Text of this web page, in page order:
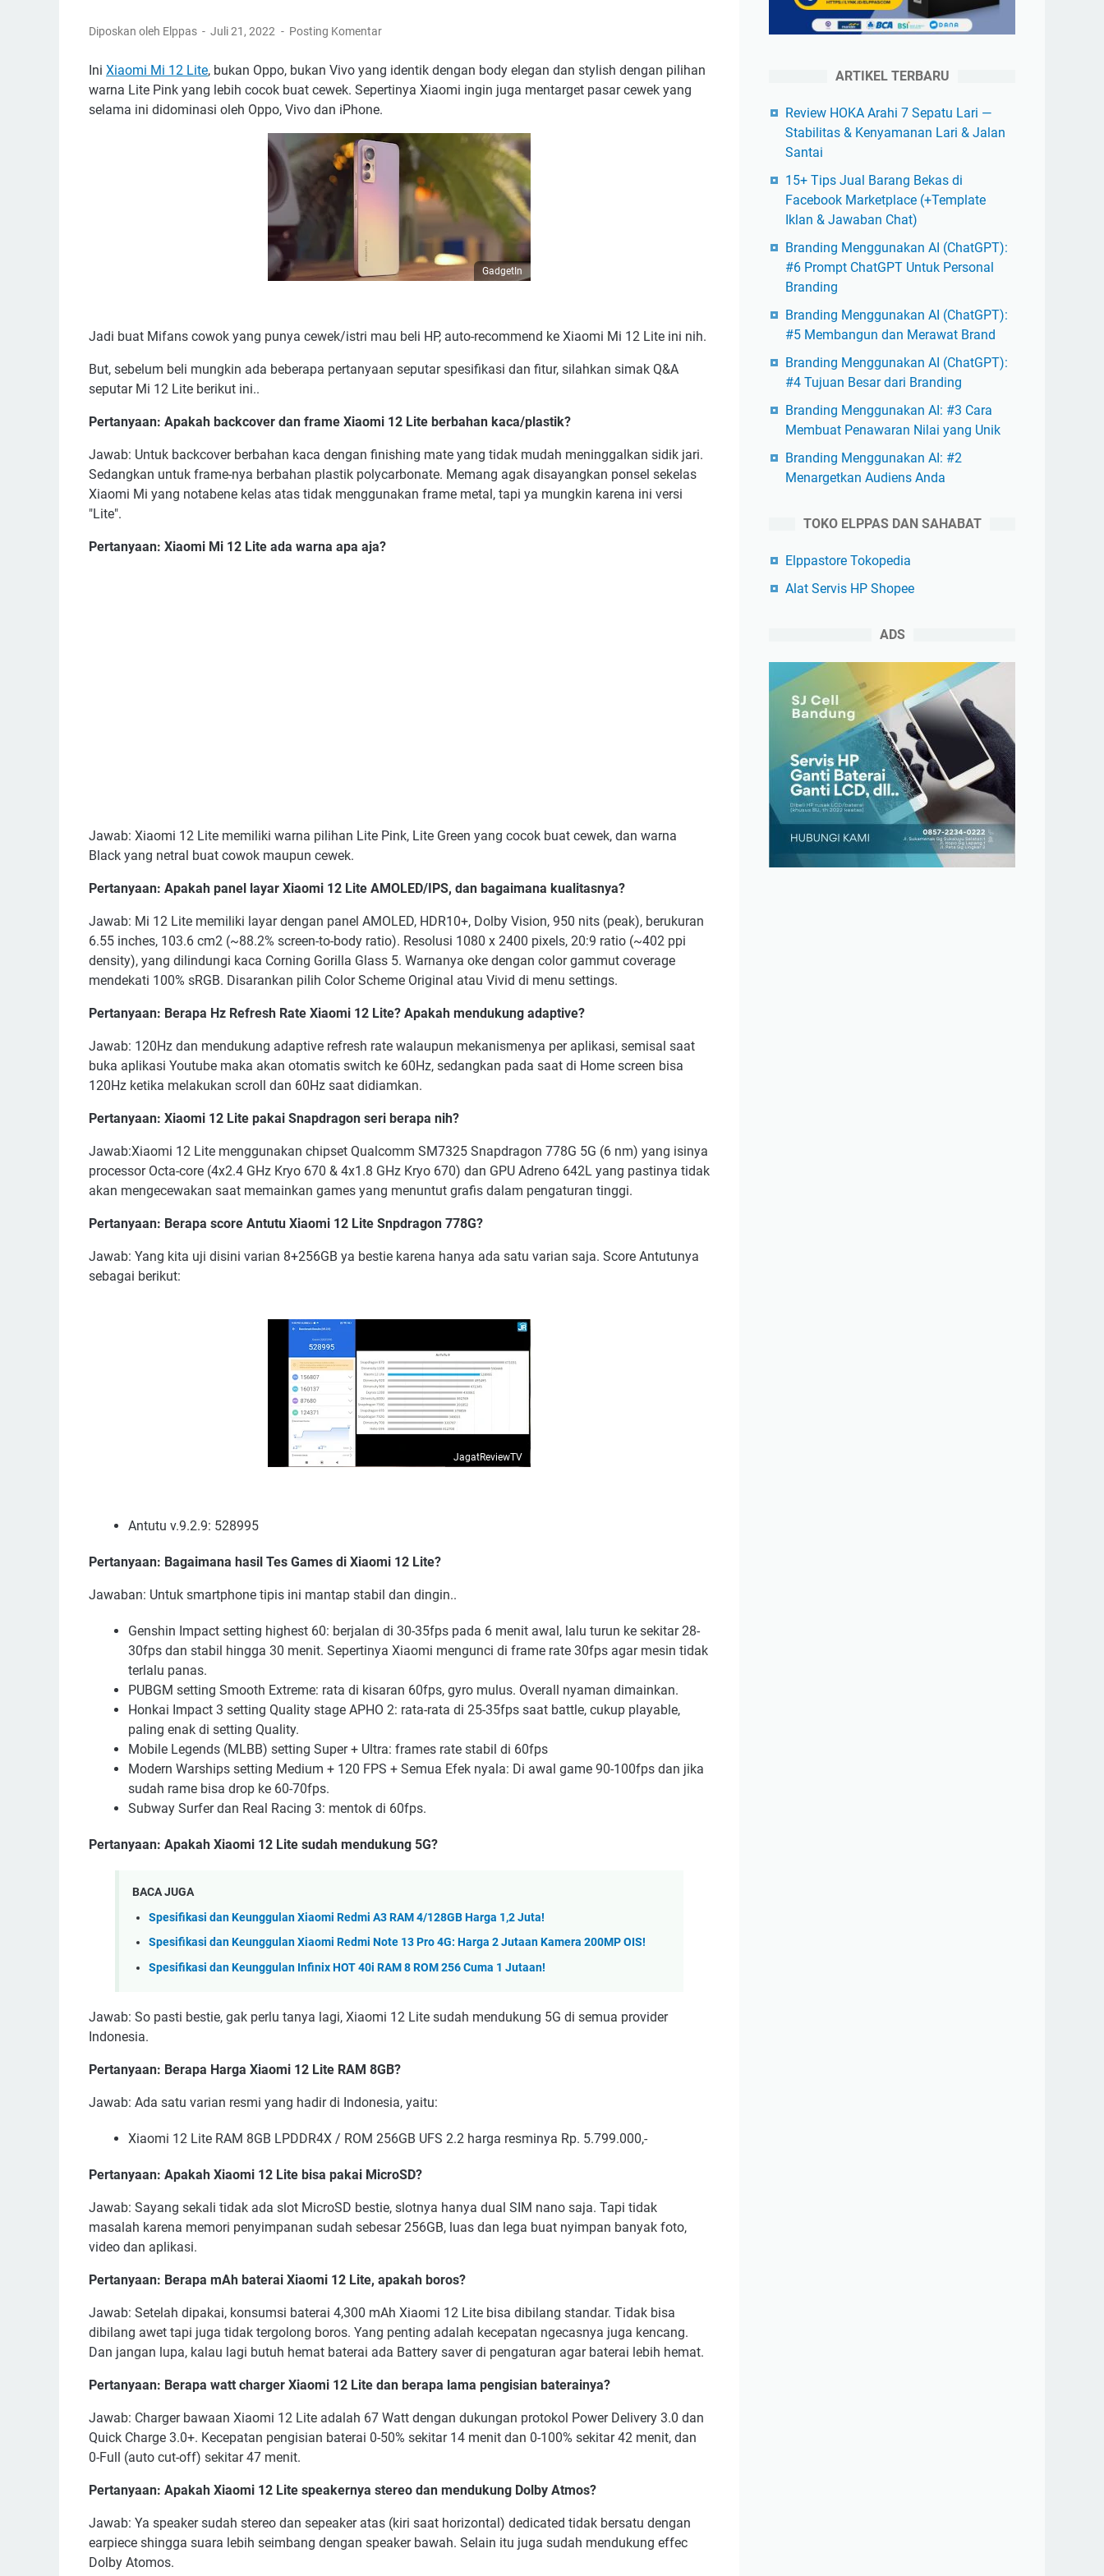
Diposkan oleh Elppas Juli 21, 2022 Posting Komentar
Ini Xiaomi Mi 12 Lite, bukan Oppo, bukan Vivo yang identik dengan body elegan dan stylish dengan pilihan
warna Lite Pink yang lebih cocok buat cewek. Sepertinya Xiaomi ingin juga mentarget pasar cewek yang
selama ini didominasi oleh Oppo, Vivo dan iPhone.
GadgetIn
Jadi buat Mifans cowok yang punya cewek/istri mau beli HP, auto-recommend ke Xiaomi Mi 12 Lite ini nih.
But, sebelum beli mungkin ada beberapa pertanyaan seputar spesifikasi dan fitur, silahkan simak Q&A
seputar Mi 12 Lite berikut ini..
Pertanyaan: Apakah backcover dan frame Xiaomi 12 Lite berbahan kaca/plastik?
Jawab: Untuk backcover berbahan kaca dengan finishing mate yang tidak mudah meninggalkan sidik jari.
Sedangkan untuk frame-nya berbahan plastik polycarbonate. Memang agak disayangkan ponsel sekelas
Xiaomi Mi yang notabene kelas atas tidak menggunakan frame metal, tapi ya mungkin karena ini versi
"Lite".
Pertanyaan: Xiaomi Mi 12 Lite ada warna apa aja?
Jawab: Xiaomi 12 Lite memiliki warna pilihan Lite Pink, Lite Green yang cocok buat cewek, dan warna
Black yang netral buat cowok maupun cewek.
Pertanyaan: Apakah panel layar Xiaomi 12 Lite AMOLED/IPS, dan bagaimana kualitasnya?
Jawab: Mi 12 Lite memiliki layar dengan panel AMOLED, HDR10+, Dolby Vision, 950 nits (peak), berukuran
6.55 inches, 103.6 cm2 (~88.2% screen-to-body ratio). Resolusi 1080 x 2400 pixels, 20:9 ratio (~402 ppi
density), yang dilindungi kaca Corning Gorilla Glass 5. Warnanya oke dengan color gammut coverage
mendekati 100% sRGB. Disarankan pilih Color Scheme Original atau Vivid di menu settings.
Pertanyaan: Berapa Hz Refresh Rate Xiaomi 12 Lite? Apakah mendukung adaptive?
Jawab: 120Hz dan mendukung adaptive refresh rate walaupun mekanismenya per aplikasi, semisal saat
buka aplikasi Youtube maka akan otomatis switch ke 60Hz, sedangkan pada saat di Home screen bisa
120Hz ketika melakukan scroll dan 60Hz saat didiamkan.
Pertanyaan: Xiaomi 12 Lite pakai Snapdragon seri berapa nih?
Jawab:Xiaomi 12 Lite menggunakan chipset Qualcomm SM7325 Snapdragon 778G 5G (6 nm) yang isinya
processor Octa-core (4x2.4 GHz Kryo 670 & 4x1.8 GHz Kryo 670) dan GPU Adreno 642L yang pastinya tidak
akan mengecewakan saat memainkan games yang menuntut grafis dalam pengaturan tinggi.
Pertanyaan: Berapa score Antutu Xiaomi 12 Lite Snpdragon 778G?
Jawab: Yang kita uji disini varian 8+256GB ya bestie karena hanya ada satu varian saja. Score Antutunya
sebagai berikut:
JagatReviewTV
Antutu v.9.2.9: 528995
Pertanyaan: Bagaimana hasil Tes Games di Xiaomi 12 Lite?
Jawaban: Untuk smartphone tipis ini mantap stabil dan dingin..
Genshin Impact setting highest 60: berjalan di 30-35fps pada 6 menit awal, lalu turun ke sekitar 28-
30fps dan stabil hingga 30 menit. Sepertinya Xiaomi mengunci di frame rate 30fps agar mesin tidak
terlalu panas.
PUBGM setting Smooth Extreme: rata di kisaran 60fps, gyro mulus. Overall nyaman dimainkan.
Honkai Impact 3 setting Quality stage APHO 2: rata-rata di 25-35fps saat battle, cukup playable,
paling enak di setting Quality.
Mobile Legends (MLBB) setting Super + Ultra: frames rate stabil di 60fps
Modern Warships setting Medium + 120 FPS + Semua Efek nyala: Di awal game 90-100fps dan jika
sudah rame bisa drop ke 60-70fps.
Subway Surfer dan Real Racing 3: mentok di 60fps.
Pertanyaan: Apakah Xiaomi 12 Lite sudah mendukung 5G?
BACA JUGA
Spesifikasi dan Keunggulan Xiaomi Redmi A3 RAM 4/128GB Harga 1,2 Juta!
Spesifikasi dan Keunggulan Xiaomi Redmi Note 13 Pro 4G: Harga 2 Jutaan Kamera 200MP OIS!
Spesifikasi dan Keunggulan Infinix HOT 40i RAM 8 ROM 256 Cuma 1 Jutaan!
Jawab: So pasti bestie, gak perlu tanya lagi, Xiaomi 12 Lite sudah mendukung 5G di semua provider
Indonesia.
Pertanyaan: Berapa Harga Xiaomi 12 Lite RAM 8GB?
Jawab: Ada satu varian resmi yang hadir di Indonesia, yaitu:
Xiaomi 12 Lite RAM 8GB LPDDR4X / ROM 256GB UFS 2.2 harga resminya Rp. 5.799.000,-
Pertanyaan: Apakah Xiaomi 12 Lite bisa pakai MicroSD?
Jawab: Sayang sekali tidak ada slot MicroSD bestie, slotnya hanya dual SIM nano saja. Tapi tidak
masalah karena memori penyimpanan sudah sebesar 256GB, luas dan lega buat nyimpan banyak foto,
video dan aplikasi.
Pertanyaan: Berapa mAh baterai Xiaomi 12 Lite, apakah boros?
Jawab: Setelah dipakai, konsumsi baterai 4,300 mAh Xiaomi 12 Lite bisa dibilang standar. Tidak bisa
dibilang awet tapi juga tidak tergolong boros. Yang penting adalah kecepatan ngecasnya juga kencang.
Dan jangan lupa, kalau lagi butuh hemat baterai ada Battery saver di pengaturan agar baterai lebih hemat.
Pertanyaan: Berapa watt charger Xiaomi 12 Lite dan berapa lama pengisian baterainya?
Jawab: Charger bawaan Xiaomi 12 Lite adalah 67 Watt dengan dukungan protokol Power Delivery 3.0 dan
Quick Charge 3.0+. Kecepatan pengisian baterai 0-50% sekitar 14 menit dan 0-100% sekitar 42 menit, dan
0-Full (auto cut-off) sekitar 47 menit.
Pertanyaan: Apakah Xiaomi 12 Lite speakernya stereo dan mendukung Dolby Atmos?
Jawab: Ya speaker sudah stereo dan sepeaker atas (kiri saat horizontal) dedicated tidak bersatu dengan
earpiece shingga suara lebih seimbang dengan speaker bawah. Selain itu juga sudah mendukung effec
Dolby Atomos.
ARTIKEL TERBARU
Review HOKA Arahi 7 Sepatu Lari —
Stabilitas & Kenyamanan Lari & Jalan
Santai
15+ Tips Jual Barang Bekas di
Facebook Marketplace (+Template
Iklan & Jawaban Chat)
Branding Menggunakan AI (ChatGPT):
#6 Prompt ChatGPT Untuk Personal
Branding
Branding Menggunakan AI (ChatGPT):
#5 Membangun dan Merawat Brand
Branding Menggunakan AI (ChatGPT):
#4 Tujuan Besar dari Branding
Branding Menggunakan AI: #3 Cara
Membuat Penawaran Nilai yang Unik
Branding Menggunakan AI: #2
Menargetkan Audiens Anda
TOKO ELPPAS DAN SAHABAT
Elppastore Tokopedia
Alat Servis HP Shopee
ADS